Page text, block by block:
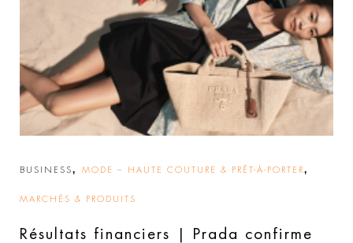
BUSINESS, MODE – HAUTE COUTURE & PRÊT-À-PORTER,
MARCHÉS & PRODUITS
Résultats financiers | Prada confirme